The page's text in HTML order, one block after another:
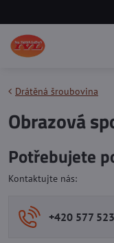
Drátěná šroubovina
Obrazová
Potřebujete
Kontaktujte nás:
+420 577